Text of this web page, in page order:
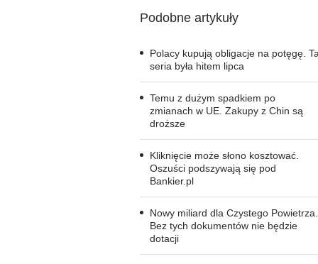
Podobne artykuły
Polacy kupują obligacje na potęgę.
seria była hitem lipca
Temu z dużym spadkiem po
zmianach w UE. Zakupy z Chin są
droższe
Kliknięcie może słono kosztować.
Oszuści podszywają się pod
Bankier.pl
Nowy miliard dla Czystego Powietrza.
Bez tych dokumentów nie będzie
dotacji